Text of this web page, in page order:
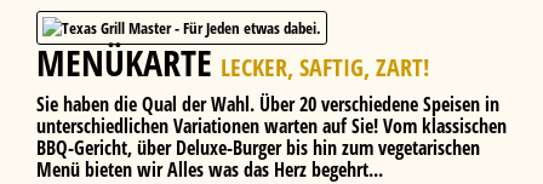
MENÜKARTELECKER, SAFTIG, ZART!
Sie haben die Qual der Wahl. Über 20 verschiedene Speisen in
unterschiedlichen Variationen warten auf Sie! Vom klassischen
BBQ-Gericht, über Deluxe-Burger bis hin zum vegetarischen
Menü bieten wir Alles was das Herz begehrt...